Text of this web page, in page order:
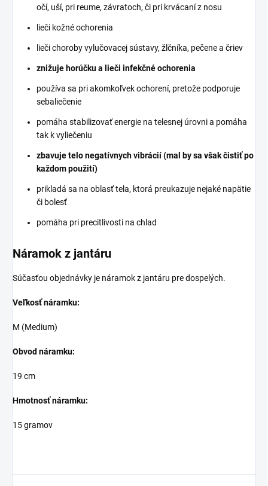
očí, uší, pri reume, závratoch, či pri krvácaní z nosu
lieči kožné ochorenia
lieči choroby vylučovacej sústavy, žlčníka, pečene a čriev
znižuje horúčku a lieči infekčné ochorenia
používa sa pri akomkoľvek ochorení, pretože podporuje
sebaliečenie
pomáha stabilizovať energie na telesnej úrovni a pomáha
tak k vyliečeniu
zbavuje telo negatívnych vibrácií (mal by sa však čistiť po
každom použití)
prikladá sa na oblasť tela, ktorá preukazuje nejaké napätie
či bolesť
pomáha pri precitlivosti na chlad
Náramok z jantáru
Súčasťou objednávky je náramok z jantáru pre dospelých.
Veľkosť náramku:
M (Medium)
Obvod náramku:
19 cm
Hmotnosť náramku:
15 gramov